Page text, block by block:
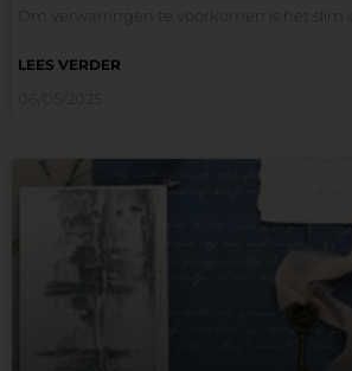
Om verwarringen te voorkomen is het slim
LEES VERDER